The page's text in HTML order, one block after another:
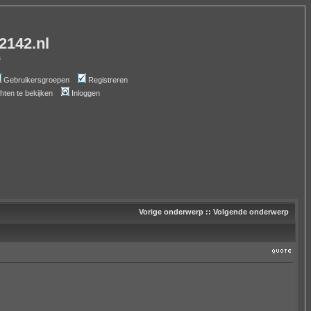
Gebruikersgroepen
Registreren
te bekijken Inloggen
Vorige onderwerp :: Volgende onderwerp